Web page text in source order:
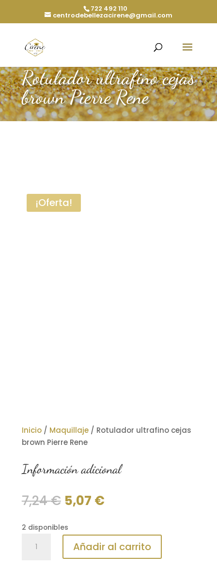
722 492 110
centrodebellezacirene@gmail.com
Rotulador ultrafino cejas
brown Pierre Rene
¡Oferta!
Inicio/ Maquillaje/ Rotulador ultrafino cejas
brown Pierre Rene
Información adicional
7,24€ El
precio
original
era:
7,24 €.
5,07 €El
es:
5,07 €.
2 disponibles
ultrafino
Añadir al carrito